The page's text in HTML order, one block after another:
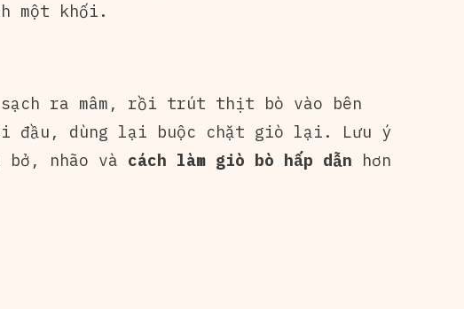
một khối.
ra mâm, rồi trút thịt bò vào bên
đầu, dùng lại buộc chặt giò lại. Lưu ý
nhão và cách làm giò bò hấp dẫn hơn